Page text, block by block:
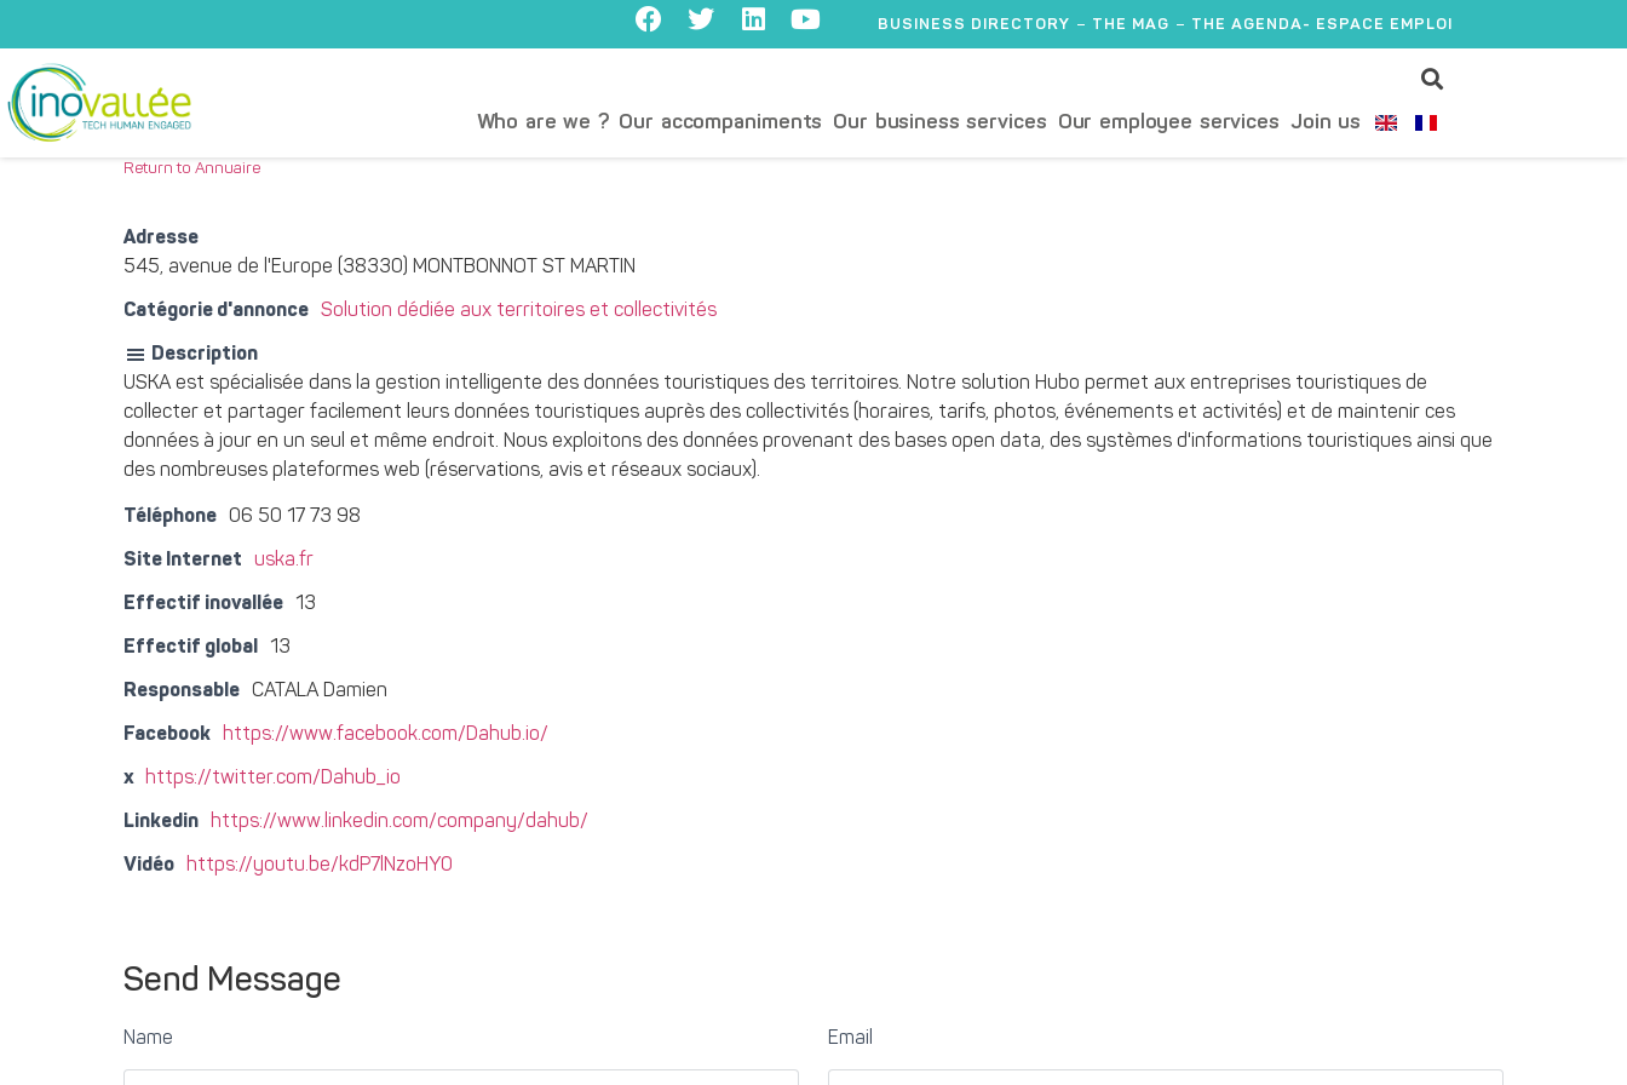
BUSINESS DIRECTORY THE MAG THE AGENDA- ESPACE EMPLOI
Who are we ? Our accompaniments Our business services Our employee services Join us
Return to Annuaire
Adresse
545, avenue de l'Europe (38330) MONTBONNOT ST MARTIN
Catégorie d'annonce Solution dédiée aux territoires et collectivités
Description
USKA est spécialisée dans la gestion intelligente des données touristiques des territoires. Notre solution Hubo permet aux entreprises touristiques de
collecter et partager facilement leurs données touristiques auprès des collectivités (horaires, tarifs, photos, événements et activités) et de maintenir ces
données à jour en un seul et même endroit. Nous exploitons des données provenant des bases open data, des systèmes d'informations touristiques ainsi que
des nombreuses plateformes web (réservations, avis et réseaux sociaux).
Téléphone 06 50 17 73 98
Site Internet uska.fr
Effectif inovallée 13
Effectif global 13
Responsable CATALA Damien
Facebook https://www.facebook.com/Dahub.io/
x https://twitter.com/Dahub_io
Linkedin https://www.linkedin.com/company/dahub/
Vidéo https://youtu.be/kdP7lNzoHY0
Send Message
Name Email